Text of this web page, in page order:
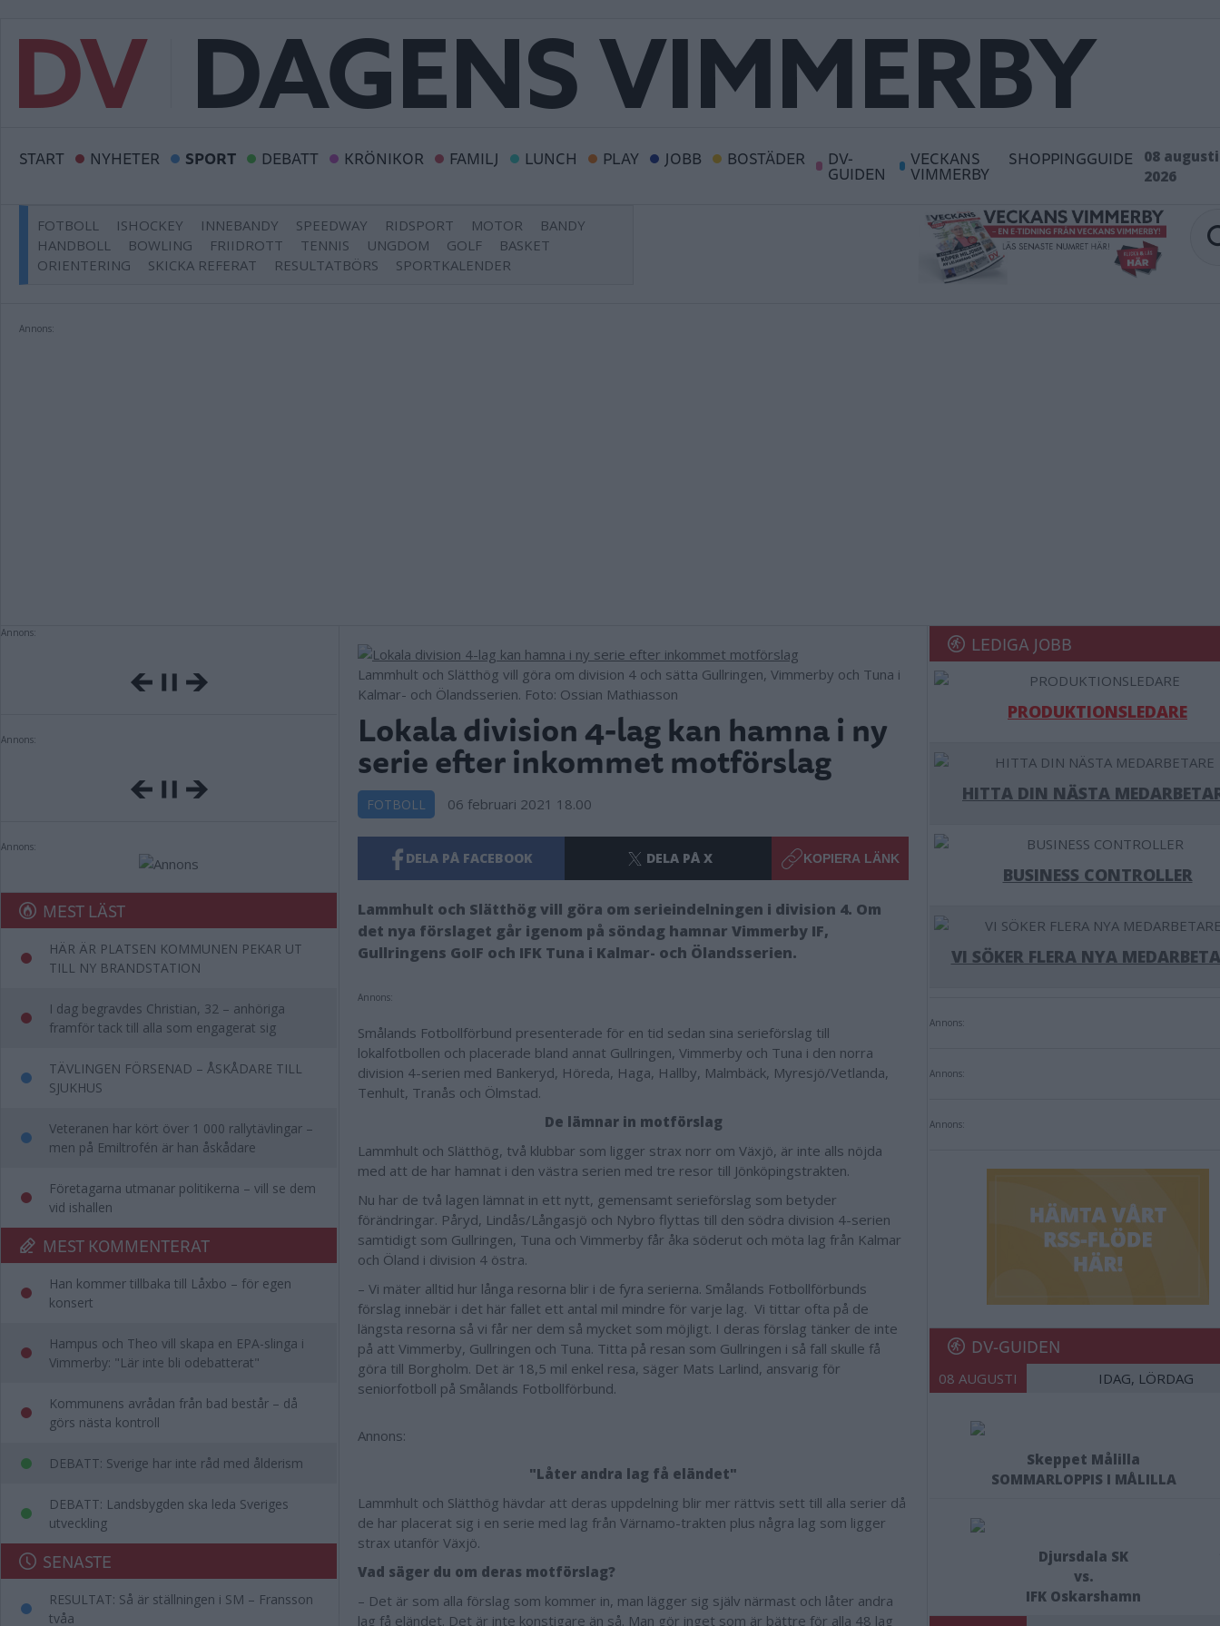
START NYHETER SPORT DEBATT KRÖNIKOR FAMILJ LUNCH PLAY JOBB BOSTÄDER DV-
GUIDEN
VECKANS
VIMMERBY
SHOPPINGGUIDE
08 augusti
2026
FOTBOLL ISHOCKEY INNEBANDY SPEEDWAY RIDSPORT MOTOR
BANDY
HANDBOLL
BOWLING FRIIDROTT TENNIS UNGDOM GOLF
BASKET
ORIENTERING
SKICKA REFERAT RESULTATBÖRS SPORTKALENDER
Annons:
Annons:
Annons:
Annons:
MEST LÄST
HÄR ÄR PLATSEN KOMMUNEN PEKAR UT
TILL NY BRANDSTATION
I dag begravdes Christian, 32 – anhöriga
framför tack till alla som engagerat sig
TÄVLINGEN FÖRSENAD – ÅSKÅDARE TILL
SJUKHUS
Veteranen har kört över 1 000 rallytävlingar –
men på Emiltrofén är han åskådare
Företagarna utmanar politikerna – vill se dem
vid ishallen
MEST KOMMENTERAT
Han kommer tillbaka till Låxbo – för egen
konsert
Hampus och Theo vill skapa en EPA-slinga i
Vimmerby: "Lär inte bli odebatterat"
Kommunens avrådan från bad består – då
görs nästa kontroll
DEBATT: Sverige har inte råd med ålderism
DEBATT: Landsbygden ska leda Sveriges
utveckling
SENASTE
RESULTAT: Så är ställningen i SM – Fransson
tvåa
Lammhult och Slätthög vill göra om division 4 och sätta Gullringen, Vimmerby och Tuna i
Kalmar- och Ölandsserien. Foto: Ossian Mathiasson
Lokala division 4-lag kan hamna i ny
serie efter inkommet motförslag
FOTBOLL 06 februari 2021 18.00
DELA PÅ FACEBOOK DELA PÅ X KOPIERA LÄNK
Lammhult och Slätthög vill göra om serieindelningen i division 4. Om
det nya förslaget går igenom på söndag hamnar Vimmerby IF,
Gullringens GoIF och IFK Tuna i Kalmar- och Ölandsserien.
Annons:
Smålands Fotbollförbund presenterade för en tid sedan sina serieförslag till
lokalfotbollen och placerade bland annat Gullringen, Vimmerby och Tuna i den norra
division 4-serien med Bankeryd, Höreda, Haga, Hallby, Malmbäck, Myresjö/Vetlanda,
Tenhult, Tranås och Ölmstad.
De lämnar in motförslag
Lammhult och Slätthög, två klubbar som ligger strax norr om Växjö, är inte alls nöjda
med att de har hamnat i den västra serien med tre resor till Jönköpingstrakten.
Nu har de två lagen lämnat in ett nytt, gemensamt serieförslag som betyder
förändringar. Påryd, Lindås/Långasjö och Nybro flyttas till den södra division 4-serien
samtidigt som Gullringen, Tuna och Vimmerby får åka söderut och möta lag från Kalmar
och Öland i division 4 östra.
– Vi mäter alltid hur långa resorna blir i de fyra serierna. Smålands Fotbollförbunds
förslag innebär i det här fallet ett antal mil mindre för varje lag. Vi tittar ofta på de
längsta resorna så vi får ner dem så mycket som möjligt. I deras förslag tänker de inte
på att Vimmerby, Gullringen och Tuna. Titta på resan som Gullringen i så fall skulle få
göra till Borgholm. Det är 18,5 mil enkel resa, säger Mats Larlind, ansvarig för
seniorfotboll på Smålands Fotbollförbund.
Annons:
"Låter andra lag få eländet"
Lammhult och Slätthög hävdar att deras uppdelning blir mer rättvis sett till alla serier då
de har placerat sig i en serie med lag från Värnamo-trakten plus några lag som ligger
strax utanför Växjö.
Vad säger du om deras motförslag?
– Det är som alla förslag som kommer in, man lägger sig själv närmast och låter andra
lag få eländet. Det är inte konstigare än så. Man gör inget som är bättre för alla 48 lag
LEDIGA JOBB
PRODUKTIONSLEDARE
HITTA DIN NÄSTA
BUSINESS CONTROLLER
VI SÖKER FLERA NYA
Annons:
Annons:
Annons:
DV-GUIDEN
08 AUGUSTI IDAG, LÖRDAG
Skeppet Målilla
SOMMARLOPPIS I MÅLILLA
Djursdala SK
vs.
IFK Oskarshamn